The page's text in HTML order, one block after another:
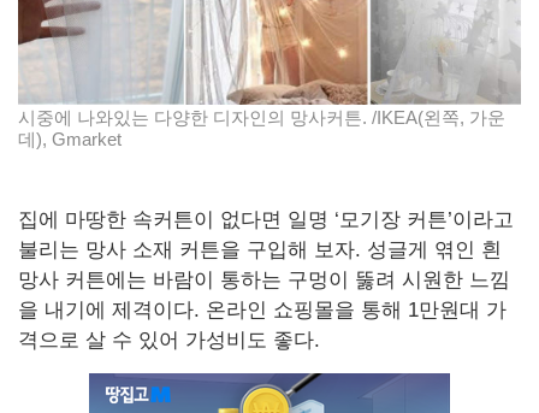
시중에 나와있는 다양한 디자인의 망사커튼. /IKEA(왼쪽, 가운
데), Gmarket
집에 마땅한 속커튼이 없다면 일명 ‘모기장 커튼’이라고
불리는 망사 소재 커튼을 구입해 보자. 성글게 엮인 흰
망사 커튼에는 바람이 통하는 구멍이 뚫려 시원한 느낌
을 내기에 제격이다. 온라인 쇼핑몰을 통해 1만원대 가
격으로 살 수 있어 가성비도 좋다.